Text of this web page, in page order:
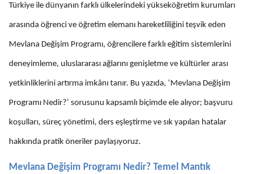
Türkiye ile dünyanın farklı ülkelerindeki yükseköğretim kurumları
arasında öğrenci ve öğretim elemanı hareketliliğini teşvik eden
Mevlana Değişim Programı, öğrencilere farklı eğitim sistemlerini
deneyimleme, uluslararası ağlarını genişletme ve kültürler arası
yetkinliklerini artırma imkânı tanır. Bu yazıda, ‘Mevlana Değişim
Programı Nedir?’ sorusunu kapsamlı biçimde ele alıyor; başvuru
koşulları, süreç yönetimi, ders eşleştirme ve sık yapılan hatalar
hakkında pratik öneriler paylaşıyoruz.
Mevlana Değişim Programı Nedir? Temel Mantık